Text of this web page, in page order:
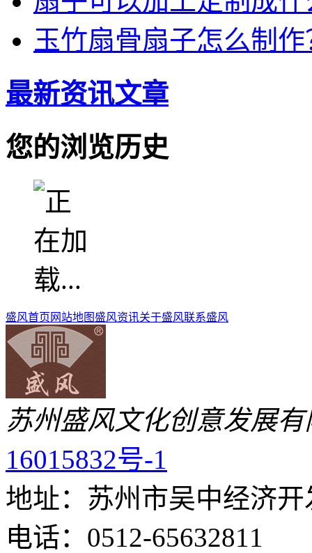
玉竹扇骨扇子怎么制作
最新资讯文章
您的浏览历史
盛风首页 网站地图盛风资讯关于盛风联系盛风
苏州盛风文化创意发展
16015832号-1
地址：苏州市吴中经济
电话：0512-65632811